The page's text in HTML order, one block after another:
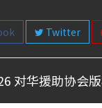
Twitter
对华援助协会